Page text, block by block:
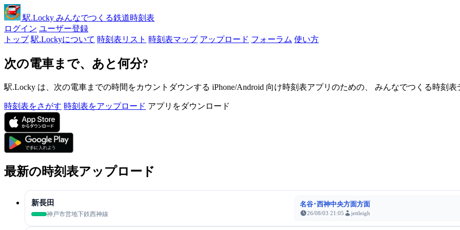
駅.Locky みんなでつくる鉄道時刻表
ログイン ユーザー登録
トップ 駅.Lockyについて 時刻表リスト 時刻表マップ アップロード フォーラム 使い方
次の電車まで、あと何分?
駅.Locky は、次の電車までの時間をカウントダウンする iPhone/Android 向け時刻表アプリのための、 みんなでつくる時刻表
時刻表をさがす 時刻表をアップロード アプリをダウンロード
最新の時刻表アップロード
新長田
神戸市営地下鉄西神線
名谷･西神中央方面方面
26/08/03 21:05 jettleigh